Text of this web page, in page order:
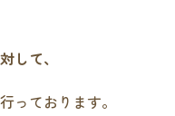
して、
っております。